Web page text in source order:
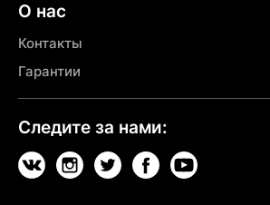
О нас
Контакты
Гарантии
Следите за нами: